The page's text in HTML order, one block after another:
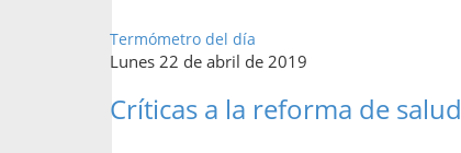
Termómetro del día
Lunes 22 de abril de 2019
Críticas a la reforma de salud